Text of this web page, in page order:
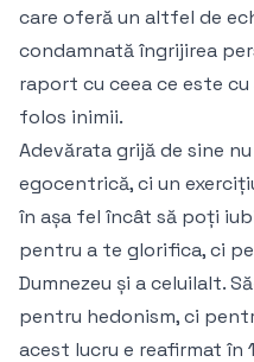
care oferă un altfel de
condamnată îngrijirea
raport cu ceea ce este
folos inimii.
Adevărata grijă de sine
egocentrică, ci un
în așa fel încât să poți
pentru a te glorifica, ci
Dumnezeu și a celuilalt.
pentru hedonism, ci
acest lucru e reafirmat în